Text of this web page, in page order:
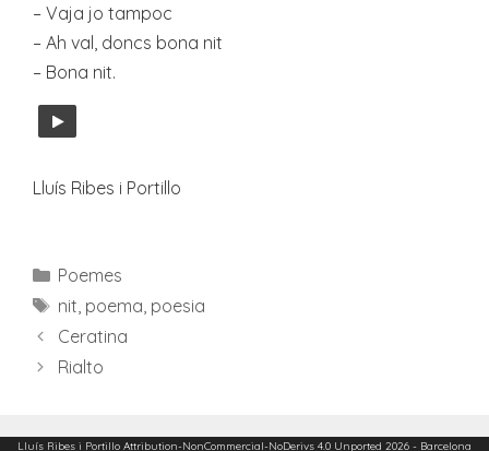
– Vaja jo tampoc
– Ah val, doncs bona nit
– Bona nit.
Lluís Ribes i Portillo
Categories
Poemes
Etiquetes
nit poema poesia
Ceratina
Rialto
Lluís Ribes i Portillo Attribution-NonCommercial-NoDerivs 4.0 Unported 2026 - Barcelona